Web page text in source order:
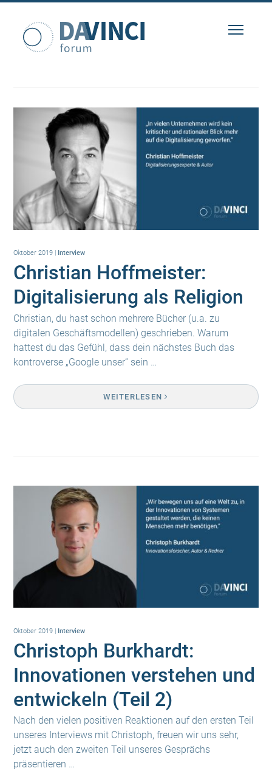
Oktober 2019 Interview
Christian Hoffmeister:
Digitalisierung als Religion
Christian, du hast schon mehrere Bücher (u.a. zu
digitalen Geschäftsmodellen) geschrieben. Warum
hattest du das Gefühl, dass dein nächstes Buch das
kontroverse „Google unser“ sein …
WEITERLESEN
Oktober 2019 | Interview
Christoph Burkhardt:
Innovationen verstehen und
entwickeln (Teil 2)
Nach den vielen positiven Reaktionen auf den ersten Teil
unseres Interviews mit Christoph, freuen wir uns sehr,
jetzt auch den zweiten Teil unseres Gesprächs
präsentieren …